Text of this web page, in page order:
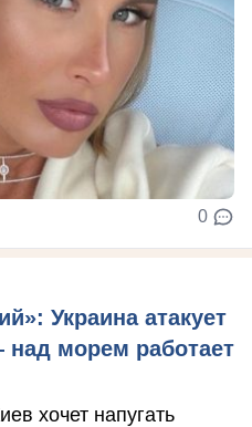
0
Украина атакует
морем работает
хочет напугать